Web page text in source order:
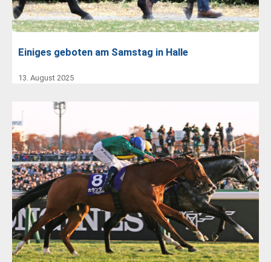
Einiges geboten am Samstag in Halle
13. August 2025